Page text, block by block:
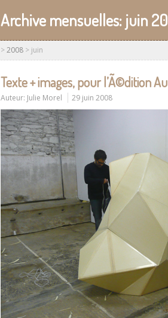
Archive mensuelles: juin
>2008 > juin
Texte + images, pour l’Ã©dition
Auteur: Julie Morel 29 juin 2008